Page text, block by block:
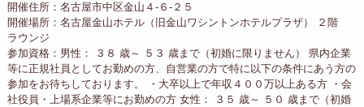
開催住所：名古屋市中区金山４-６-２５
開催場所：名古屋金山ホテル（旧金山ワシントンホテルプラザ） ２階
ラウンジ
参加資格：男性： ３８ 歳～ ５３ 歳まで（初婚に限りません） 県内企業
等に正規社員としてお勤めの方、自営業の方で特に以下の条件にあう方の
参加をお待ちしております。 ・大卒以上で年収４００万以上ある方 ・会
社役員・上場系企業等にお勤めの方 女性： ３５ 歳～ ５０ 歳まで（初婚